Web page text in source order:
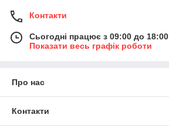
Контакти
Сьогодні працює з 09:00 до 18:00
Показати весь графік роботи
Про нас
Контакти